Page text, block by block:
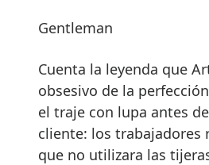
Gentleman
Cuenta la leyenda que
obsesivo de la
el traje con lupa antes
cliente: los trabajadores
que no utilizara las